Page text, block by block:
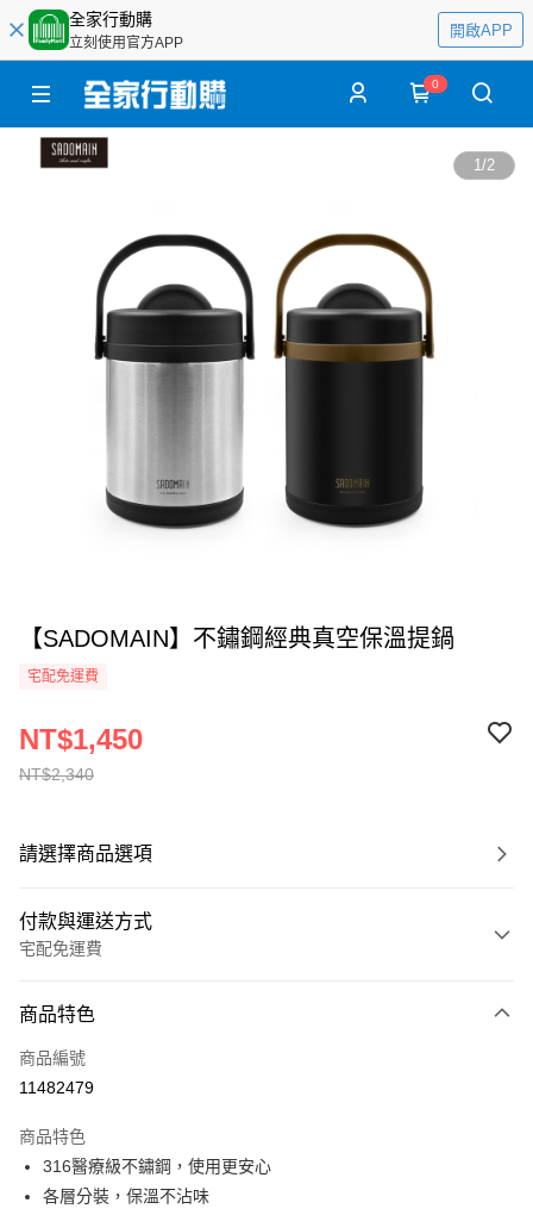
全家行動購
立刻使用官方APP
開啟APP
0
1/2
【SADOMAIN】不鏽鋼經典真空保溫提鍋
宅配免運費
NT$2,340
NT$1,450
請選擇商品選項
付款與運送方式
宅配免運費
全家線上支付
運送方式
本島宅配-活動商品
免運費
離島宅配-常溫商品
商品特色
商品編號
11482479
商品特色
316醫療級不鏽鋼，使用更安心
各層分裝，保溫不沾味